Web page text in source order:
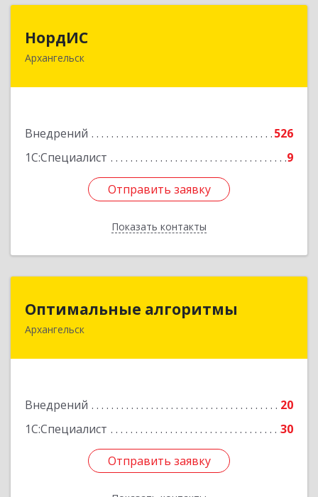
НордИС
Архангельск
Внедрений
526
1С:Специалист
9
Отправить заявку
Показать контакты
163071, Архангельская обл, Архангельск г,
Отправить заявку
Назад
Оптимальные алгоритмы
Архангельск
Внедрений
20
1С:Специалист
30
Отправить заявку
Подробнее
Отправить заявку